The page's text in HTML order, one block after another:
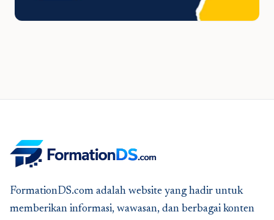
FormationDS.com adalah website yang hadir untuk
memberikan informasi, wawasan, dan berbagai konten